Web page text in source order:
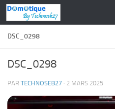
Skip to content
DSC_0298
DSC_0298
PAR TECHNOSEB27 · 2 MARS 2025